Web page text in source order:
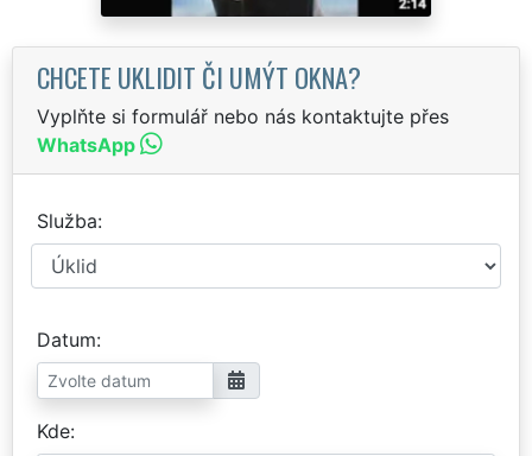
CHCETE UKLIDIT ČI UMÝT OKNA?
Vyplňte si formulář nebo nás kontaktujte přes
WhatsApp
Služba
Datum
Kde